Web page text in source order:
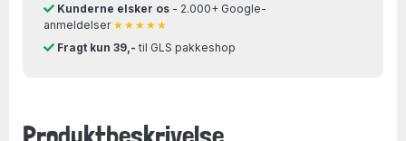
Kunderne elsker os- 2.000+ Google-
anmeldelser ★★★★★
Fragt kun 39,- til GLS pakkeshop